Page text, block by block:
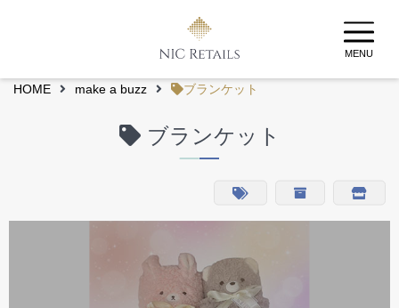
MENU
HOME make a buzz ブランケット
ブランケット